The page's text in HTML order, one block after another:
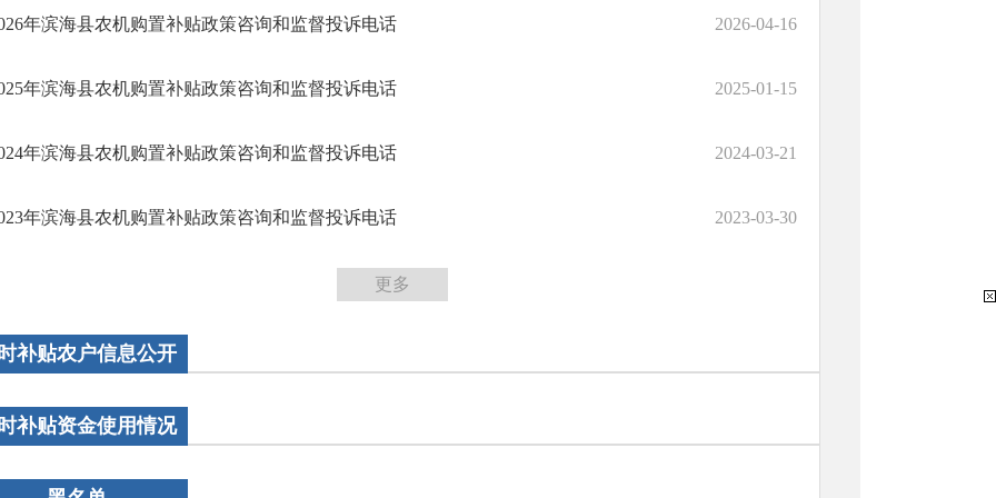
年滨海县农机购置补贴政策咨询和监督投诉电话 2026-04-16
年滨海县农机购置补贴政策咨询和监督投诉电话 2025-01-15
年滨海县农机购置补贴政策咨询和监督投诉电话 2024-03-21
年滨海县农机购置补贴政策咨询和监督投诉电话 2023-03-30
更多
补贴农户信息公开
补贴资金使用情况